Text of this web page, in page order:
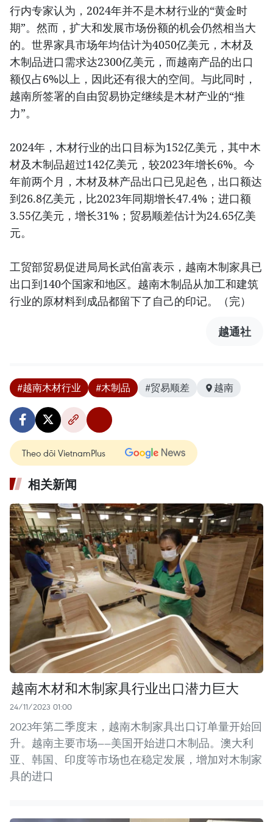
行内专家认为，2024年并不是木材行业的“黄金时
期”。然而，扩大和发展市场份额的机会仍然相当大
的。世界家具市场年均估计为4050亿美元，木材及
木制品进口需求达2300亿美元，而越南产品的出口
额仅占6%以上，因此还有很大的空间。与此同时，
越南所签署的自由贸易协定继续是木材产业的“推
力”。
2024年，木材行业的出口目标为152亿美元，其中木
材及木制品超过142亿美元，较2023年增长6%。今
年前两个月，木材及林产品出口已见起色，出口额达
到26.8亿美元，比2023年同期增长47.4%；进口额
3.55亿美元，增长31%；贸易顺差估计为24.65亿美
元。
工贸部贸易促进局局长武伯富表示，越南木制家具已
出口到140个国家和地区。越南木制品从加工和建筑
行业的原材料到成品都留下了自己的印记。（完）
越通社
#越南木材行业 #木制品 #贸易顺差 越南
Theo dõi VietnamPlus
相关新闻
越南木材和木制家具行业出口潜力巨大
24/11/2023 01:00
2023年第二季度末，越南木制家具出口订单量开始回
升。越南主要市场——美国开始进口木制品。澳大利
亚、韩国、印度等市场也在稳定发展，增加对木制家
具的进口